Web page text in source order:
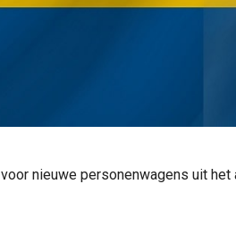
nieuwe personenwagens uit